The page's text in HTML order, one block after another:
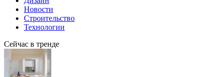
Новости
Строительство
Технологии
Сейчас в тренде